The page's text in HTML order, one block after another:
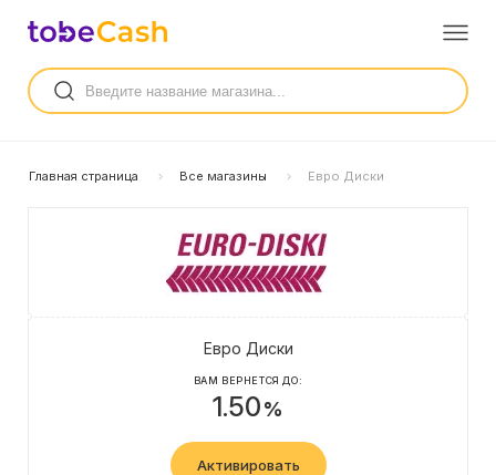
Главная страница Все магазины Евро Диски
Евро Диски
ВАМ ВЕРНЕТСЯ ДО:
1.50%
Активировать